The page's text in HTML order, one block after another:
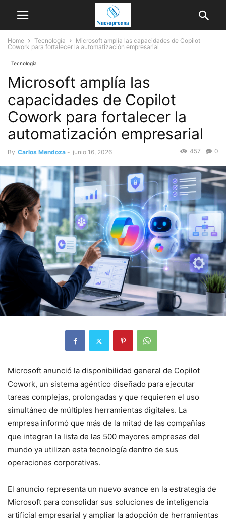
Home Tecnología
Microsoft amplía las capacidades de Copilot
Cowork para fortalecer la automatización empresarial
Tecnología
Microsoft amplía las
capacidades de Copilot
Cowork para fortalecer la
automatización empresarial
By Carlos Mendoza - junio 16, 2026 0
457
Microsoft anunció la disponibilidad general de Copilot
Cowork, un sistema agéntico diseñado para ejecutar
tareas complejas, prolongadas y que requieren el uso
simultáneo de múltiples herramientas digitales. La
empresa informó que más de la mitad de las compañías
que integran la lista de las 500 mayores empresas del
mundo ya utilizan esta tecnología dentro de sus
operaciones corporativas.
El anuncio representa un nuevo avance en la estrategia de
Microsoft para consolidar sus soluciones de inteligencia
artificial empresarial y ampliar la adopción de herramientas